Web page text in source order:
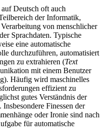
Deutsch oft auch
der Informatik,
von menschlicher
Sprachdaten. Typische
eine automatische
durchzuführen, automatisiert
zu extrahieren (Text
mit einem Benutzer
Häufig wird maschinelles
effizient zu
gutes Verständnis der
Finessen der
oder Ironie sind nach
für automatische